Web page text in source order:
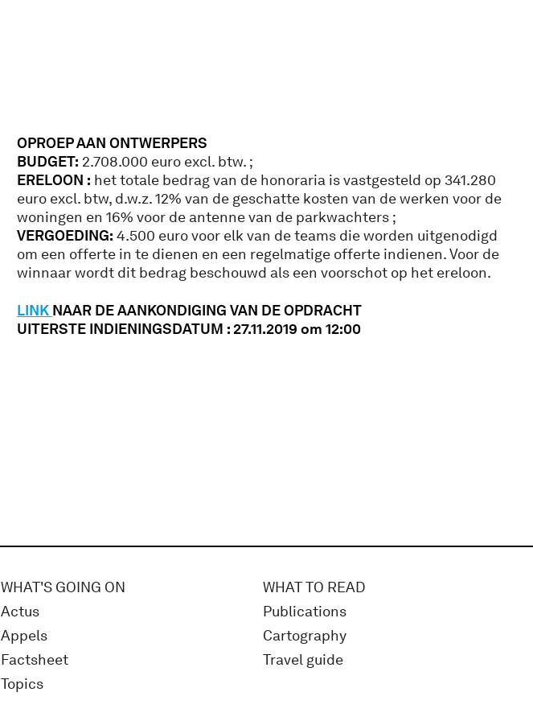
OPROEP AAN ONTWERPERS
BUDGET: 2.708.000 euro excl. btw. ;
ERELOON : het totale bedrag van de honoraria is vastgesteld op 341.280
euro excl. btw, d.w.z. 12% van de geschatte kosten van de werken voor de
woningen en 16% voor de antenne van de parkwachters ;
VERGOEDING: 4.500 euro voor elk van de teams die worden uitgenodigd
om een offerte in te dienen en een regelmatige offerte indienen. Voor de
winnaar wordt dit bedrag beschouwd als een voorschot op het ereloon.
LINK NAAR DE AANKONDIGING VAN DE OPDRACHT
UITERSTE INDIENINGSDATUM : 27.11.2019 om 12:00
WHAT'S GOING ON
Actus
Appels
Factsheet
Topics
WHAT TO READ
Publications
Cartography
Travel guide